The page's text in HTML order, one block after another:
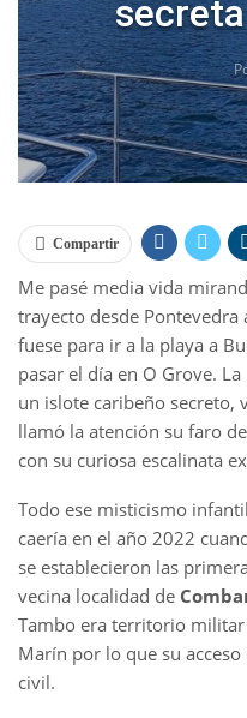
Compartir
Me pasé media vida
trayecto desde Pontevedra
fuese para ir a la playa a
pasar el día en O Grove. La
un islote caribeño secreto,
llamó la atención su faro
con su curiosa escalinata
Todo ese misticismo
caería en el año 2022
se establecieron las
vecina localidad de
Tambo era territorio militar
Marín por lo que su
civil.